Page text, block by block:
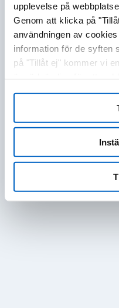
upplevelse på
Genom att klicka på
användningen av
information för de syften
på "Tillåt ej" kommer vi
inte kan optimera och
när som helst visa,
genom att klicka på